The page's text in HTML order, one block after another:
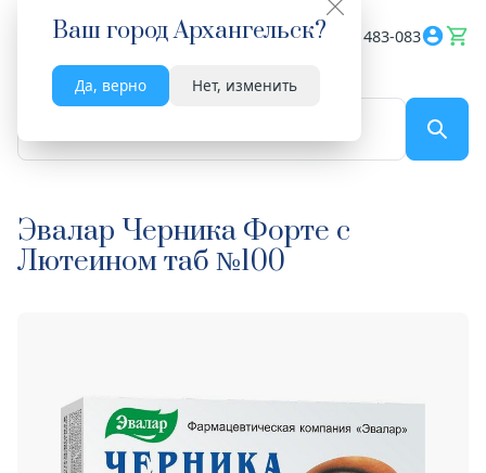
Ваш городАрхангельск?
Да, верно Нет, изменить
Весь сайт 8182 483-083
Эвалар Черника Форте с
Лютеином таб №100